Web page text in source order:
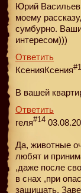
Юрий
моему
сумбурно.
интересом)))
Ответить
КсенияКсения
В вашей
Ответить
геля#14
Да, животные
любят и
,даже после
в снах ,при
защищать.